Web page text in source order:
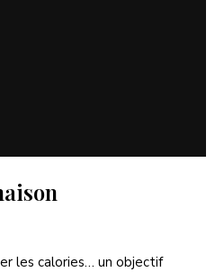
les calories… un objectif